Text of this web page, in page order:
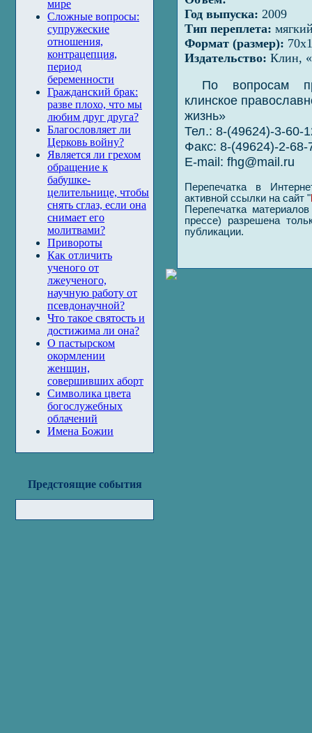
мире
Сложные вопросы:
супружеские
отношения,
контрацепция,
период
беременности
Гражданский брак:
разве плохо, что мы
любим друг друга?
Благословляет ли
Церковь войну?
Является ли грехом
обращение к
бабушке-
целительнице, чтобы
снять сглаз, если она
снимает его
молитвами?
Привороты
Как отличить
ученого от
лжеученого,
научную работу от
псевдонаучной?
Что такое святость и
достижима ли она?
О пастырском
окормлении
женщин,
совершивших аборт
Символика цвета
богослужебных
облачений
Имена Божии
Предстоящие события
Год выпуска: 2009
Тип переплета:
Формат (размер):
Издательство: Клин,
По вопросам
клинское
жизнь»
Тел.: 8-(49624)-3-60-
Факс: 8-(49624)-2-68-
E-mail: fhg@mail.ru
Перепечатка в
активной ссылки на сайт "
Перепечатка
прессе) разрешена
публикации.